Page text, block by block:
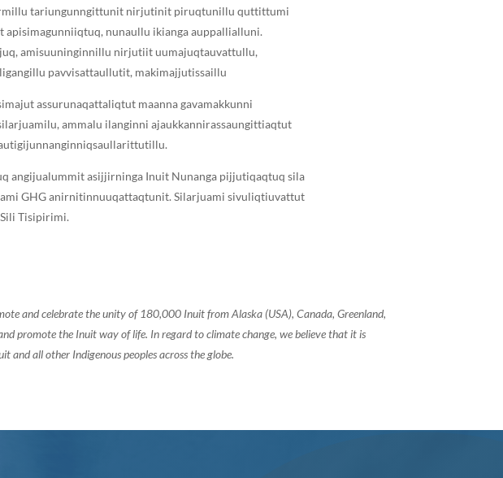
tariungunngittunit nirjutinit piruqtunillu quttittumi
nunaullu ikianga auppallialluni.
amisuuninginnillu nirjutiit uumajuqtauvattullu,
pavvisattaullutit, makimajjutissaillu
assurunaqattaliqtut maanna gavamakkunni
ammalu ilanginni ajaukkannirassaungittiaqtut
angijualummit asijjirninga Inuit Nunanga pijjutiqaqtuq sila
GHG anirnitinnuuqattaqtunit. Silarjuami sivuliqtiuvattut
Tisipirimi.
and celebrate the unity of 180,000 Inuit from Alaska (USA), Canada, Greenland,
promote the Inuit way of life. In regard to climate change, we believe that it is
and all other Indigenous peoples across the globe.